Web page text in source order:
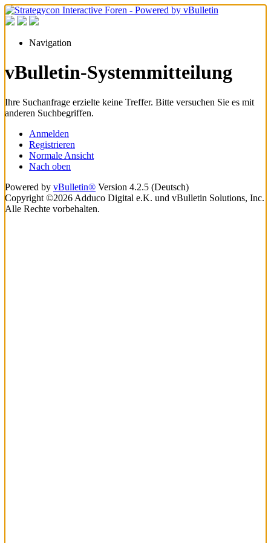
Navigation
vBulletin-Systemmitteilung
Ihre Suchanfrage erzielte keine Treffer. Bitte versuchen Sie es mit
anderen Suchbegriffen.
Anmelden
Registrieren
Normale Ansicht
Nach oben
Powered by vBulletin® Version 4.2.5 (Deutsch)
Copyright ©2026 Adduco Digital e.K. und vBulletin Solutions, Inc.
Alle Rechte vorbehalten.